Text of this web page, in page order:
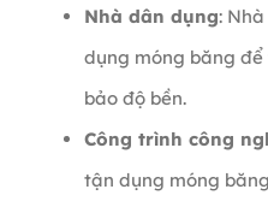
Nhà dân dụng:
dụng móng băng
bảo độ bền.
Công trình công
tận dụng móng